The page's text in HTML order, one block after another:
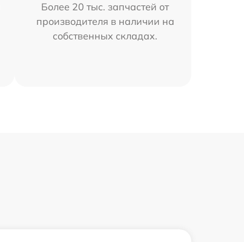
Более 20 тыс. запчастей от
производителя в наличии на
собственных складах.